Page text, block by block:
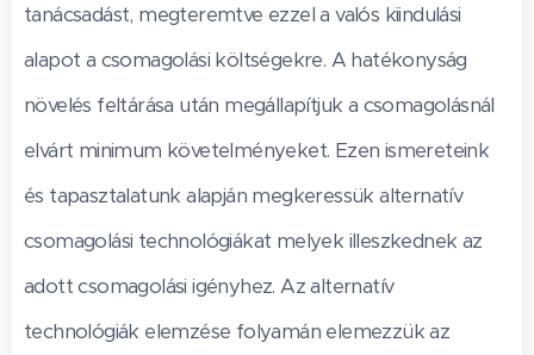
tanácsadást, megteremtve ezzel a valós kiindulási
alapot a csomagolási költségekre. A hatékonyság
növelés feltárása után megállapítjuk a csomagolásnál
elvárt minimum követelményeket. Ezen ismereteink
és tapasztalatunk alapján megkeressük alternatív
csomagolási technológiákat melyek illeszkednek az
adott csomagolási igényhez. Az alternatív
technológiák elemzése folyamán elemezzük az